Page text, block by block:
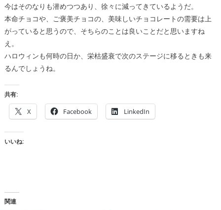
今はそのなりも潜めつつあり、徐々に減ってきているようだ。
本命チョコや、ご褒美チョコの、美味しいチョコレートの需要は上
がっていると思うので、そちらのことは良いことだと思いますね
え。
ハロウィンも何時の日か、栄枯盛衰で次のステージに移るときも来
るんでしょうね。
共有:
X Facebook LinkedIn
いいね:
関連